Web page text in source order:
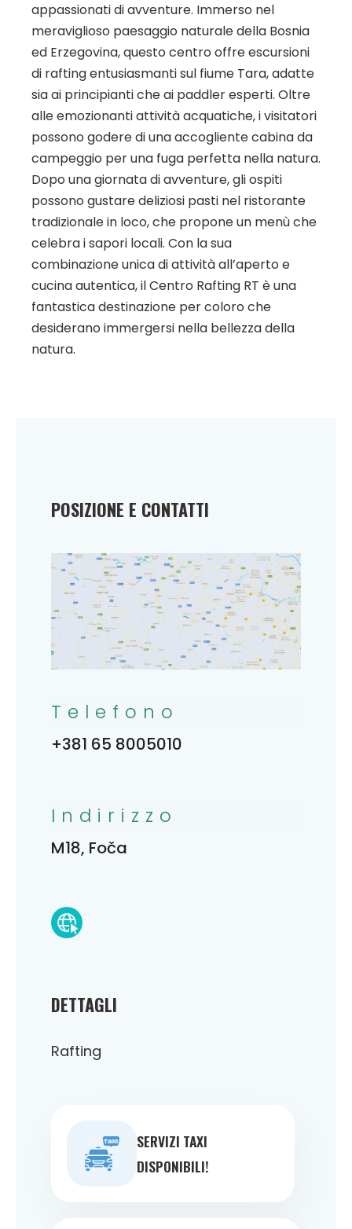
appassionati di avventure. Immerso nel
meraviglioso paesaggio naturale della Bosnia
ed Erzegovina, questo centro offre escursioni
di rafting entusiasmanti sul fiume Tara, adatte
sia ai principianti che ai paddler esperti. Oltre
alle emozionanti attività acquatiche, i visitatori
possono godere di una accogliente cabina da
campeggio per una fuga perfetta nella natura.
Dopo una giornata di avventure, gli ospiti
possono gustare deliziosi pasti nel ristorante
tradizionale in loco, che propone un menù che
celebra i sapori locali. Con la sua
combinazione unica di attività all’aperto e
cucina autentica, il Centro Rafting RT è una
fantastica destinazione per coloro che
desiderano immergersi nella bellezza della
natura.
DETTAGLI
Rafting
SERVIZI TAXI
DISPONIBILI!
POSIZIONE E CONTATTI
Telefono
+381 65 8005010
Indirizzo
M18, Foča